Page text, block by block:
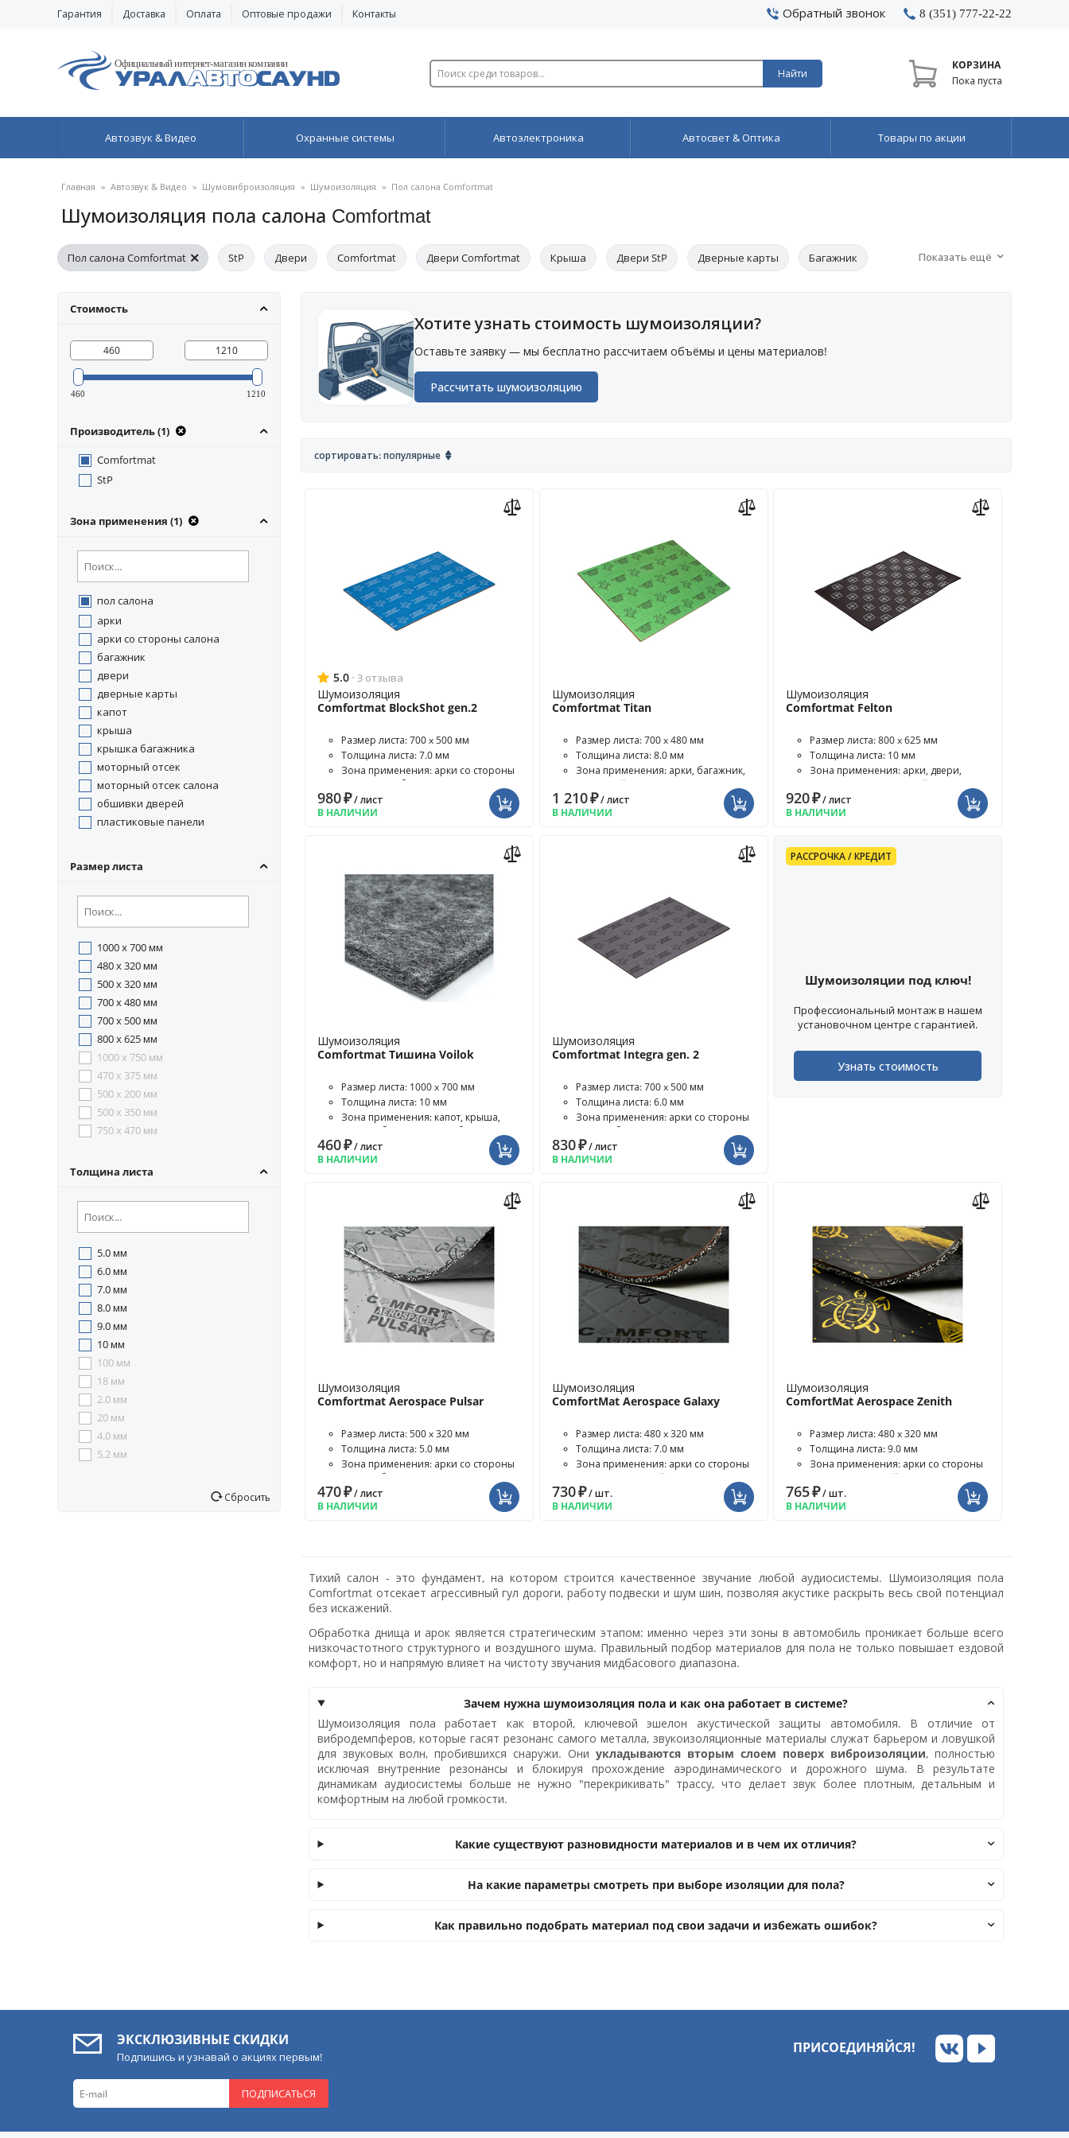
Гарантия Доставка Оплата Оптовые продажи Контакты Обратный звонок 8 (351) 777-22-22
Найти
КОРЗИНА
Пока пуста
Автозвук & Видео Охранные системы Автоэлектроника Автосвет & Оптика Товары по акции
Главная » Автозвук & Видео » Шумовиброизоляция » Шумоизоляция » Пол салона Comfortmat
Шумоизоляция пола салона Comfortmat
Пол салона Comfortmat StP Двери Comfortmat Двери Comfortmat Крыша Двери StP Дверные карты Багажник Показать ещё
Стоимость
460 1210
Производитель (1)
Comfortmat
StP
Зона применения (1)
пол салона
арки
арки со стороны салона
багажник
двери
дверные карты
капот
крыша
крышка багажника
моторный отсек
моторный отсек салона
обшивки дверей
пластиковые панели
Размер листа
1000 x 700 мм
480 x 320 мм
500 x 320 мм
700 x 480 мм
700 x 500 мм
800 x 625 мм
1000 x 750 мм
470 x 375 мм
500 x 200 мм
500 x 350 мм
750 x 470 мм
Толщина листа
5.0 мм
6.0 мм
7.0 мм
8.0 мм
9.0 мм
10 мм
100 мм
18 мм
2.0 мм
20 мм
4.0 мм
5.2 мм
Сбросить
Хотите узнать стоимость шумоизоляции?
Оставьте заявку — мы бесплатно рассчитаем объёмы и цены материалов!
Рассчитать шумоизоляцию
сортировать: популярные
5.0 · 3 отзыва
Шумоизоляция
Comfortmat BlockShot gen.2
Размер листа: 700 x 500 мм
Толщина листа: 7.0 мм
Зона применения: арки со стороны
салона, пол багажника, п...
980₽/ лист
В НАЛИЧИИ
Шумоизоляция
Comfortmat Titan
Размер листа: 700 x 480 мм
Толщина листа: 8.0 мм
Зона применения: арки, багажник,
моторный отсек салона, п...
1 210₽/ лист
В НАЛИЧИИ
Шумоизоляция
Comfortmat Felton
Размер листа: 800 x 625 мм
Толщина листа: 10 мм
Зона применения: арки, двери,
капот, крыша, моторный отсе...
920₽/ лист
В НАЛИЧИИ
Шумоизоляция
Comfortmat Тишина Voilok
Размер листа: 1000 x 700 мм
Толщина листа: 10 мм
Зона применения: капот, крыша,
крышка багажника, пол бага...
460₽/ лист
В НАЛИЧИИ
Шумоизоляция
Comfortmat Integra gen. 2
Размер листа: 700 x 500 мм
Толщина листа: 6.0 мм
Зона применения: арки со стороны
салона, багажник, двери,...
830₽/ лист
В НАЛИЧИИ
РАССРОЧКА / КРЕДИТ
Шумоизоляции под ключ!
Профессиональный монтаж в нашем
установочном центре с гарантией.
Узнать стоимость
Шумоизоляция
Comfortmat Aerospace Pulsar
Размер листа: 500 x 320 мм
Толщина листа: 5.0 мм
Зона применения: арки со стороны
салона, багажник, моторн...
470₽/ лист
В НАЛИЧИИ
Шумоизоляция
ComfortMat Aerospace Galaxy
Размер листа: 480 x 320 мм
Толщина листа: 7.0 мм
Зона применения: арки со стороны
салона, моторный отсек с...
730₽/ шт.
В НАЛИЧИИ
Шумоизоляция
ComfortMat Aerospace Zenith
Размер листа: 480 x 320 мм
Толщина листа: 9.0 мм
Зона применения: арки со стороны
салона, моторный отсек, ...
765₽/ шт.
В НАЛИЧИИ
Тихий салон - это фундамент, на котором строится качественное звучание любой аудиосистемы. Шумоизоляция пола
Comfortmat отсекает агрессивный гул дороги, работу подвески и шум шин, позволяя акустике раскрыть весь свой потенциал
без искажений.
Обработка днища и арок является стратегическим этапом: именно через эти зоны в автомобиль проникает больше всего
низкочастотного структурного и воздушного шума. Правильный подбор материалов для пола не только повышает ездовой
комфорт, но и напрямую влияет на чистоту звучания мидбасового диапазона.
Зачем нужна шумоизоляция пола и как она работает в системе?
Шумоизоляция пола работает как второй, ключевой эшелон акустической защиты автомобиля. В отличие от
вибродемпферов, которые гасят резонанс самого металла, звукоизоляционные материалы служат барьером и ловушкой
для звуковых волн, пробившихся снаружи. Ониукладываются вторым слоем поверх виброизоляции, полностью
исключая внутренние резонансы и блокируя прохождение аэродинамического и дорожного шума. В результате
динамикам аудиосистемы больше не нужно "перекрикивать" трассу, что делает звук более плотным, детальным и
комфортным на любой громкости.
Какие существуют разновидности материалов и в чем их отличия?
На какие параметры смотреть при выборе изоляции для пола?
Как правильно подобрать материал под свои задачи и избежать ошибок?
ЭКСКЛЮЗИВНЫЕ СКИДКИ
Подпишись и узнавай о акциях первым!
ПОДПИСАТЬСЯ
ПРИСОЕДИНЯЙСЯ!